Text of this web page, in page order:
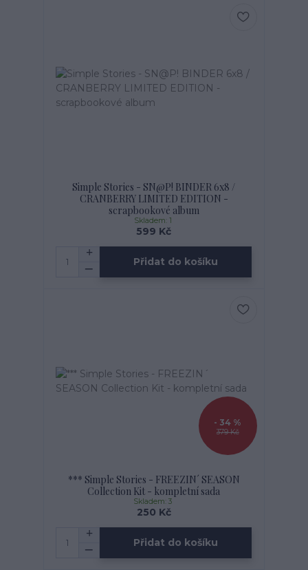
Simple Stories - SN@P! BINDER 6x8 /
CRANBERRY LIMITED EDITION -
scrapbookové album
599 Kč
Skladem: 1
Přidat do košíku
379 Kč
- 34 %
*** Simple Stories - FREEZIN´ SEASON
Collection Kit - kompletní sada
250 Kč
Skladem: 3
Přidat do košíku